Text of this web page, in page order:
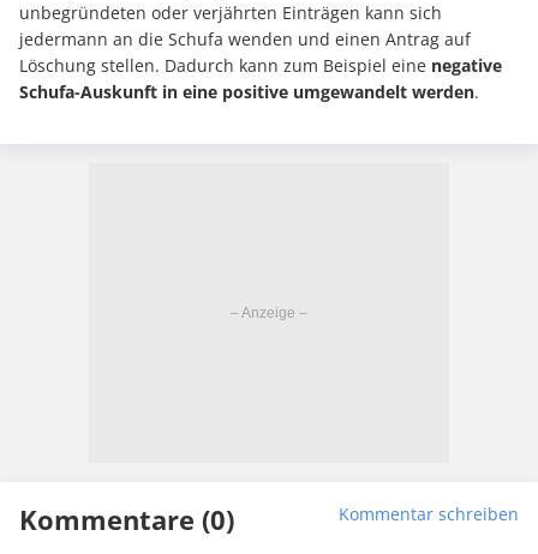
unbegründeten oder verjährten Einträgen kann sich
jedermann an die Schufa wenden und einen Antrag auf
Löschung stellen. Dadurch kann zum Beispiel eine negative
Schufa-Auskunft in eine positive umgewandelt werden.
Kommentare (0) Kommentar schreiben